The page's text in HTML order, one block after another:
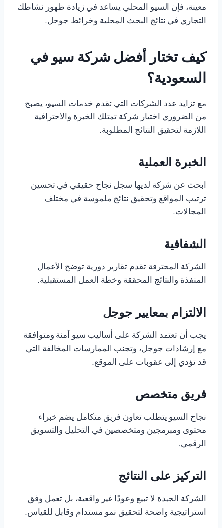
معينة، فإن السيو المحلي يساعد في زيادة ظهور نشاطك
التجاري في نتائج البحث المحلية وخرائط جوجل.
كيف تختار أفضل شركة سيو في
السعودية؟
مع تزايد عدد الشركات التي تقدم خدمات السيو، يصبح
من الضروري اختيار شركة تمتلك الخبرة والاحترافية
اللازمة لتحقيق النتائج المطلوبة.
الخبرة العملية
ابحث عن شركة لديها سجل نجاح حقيقي في تحسين
ترتيب المواقع وتحقيق نتائج ملموسة في مختلف
المجالات.
الشفافية
الشركة المحترفة تقدم تقارير دورية توضح الأعمال
المنفذة والنتائج المحققة وخطة العمل المستقبلية.
الالتزام بمعايير جوجل
يجب أن تعتمد الشركة على أساليب سيو آمنة ومتوافقة
مع إرشادات جوجل، وتجنب الممارسات المخالفة التي
قد تؤدي إلى عقوبات على الموقع.
فريق متخصص
نجاح السيو يتطلب تعاون فريق متكامل يضم خبراء
محتوى ومبرمجين ومتخصصين في التحليل والتسويق
الرقمي.
التركيز على النتائج
الشركة الجيدة لا تبيع وعودًا غير واقعية، بل تعمل وفق
استراتيجية واضحة لتحقيق نمو مستدام وقابل للقياس.